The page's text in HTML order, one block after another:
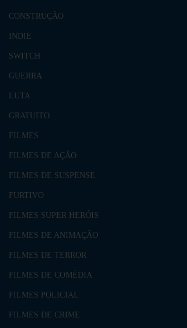
CONSTRUÇÃO
INDIE
SWITCH
GUERRA
LUTA
GRATUITO
FILMES
FILMES DE AÇÃO
FILMES DE SUSPENSE
FURTIVO
FILMES SUPER HERÓIS
FILMES DE ANIMAÇÃO
FILMES DE TERROR
FILMES DE COMÉDIA
FILMES POLICIAL
FILMES DE CRIME